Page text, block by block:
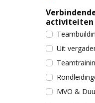
activiteiten
Uit
MVO &